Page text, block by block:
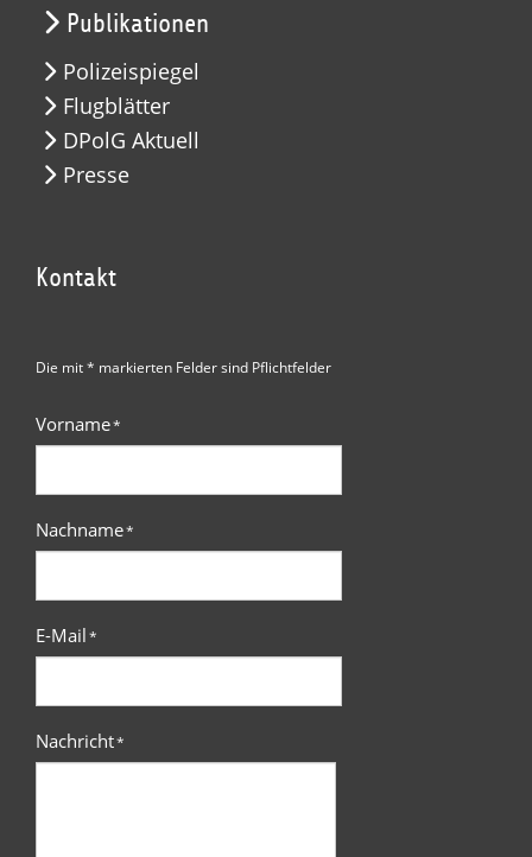
Publikationen
Polizeispiegel
Flugblätter
DPolG Aktuell
Presse
Kontakt
Die mit * markierten Felder sind Pflichtfelder
Vorname*
Nachname*
E-Mail*
Nachricht*